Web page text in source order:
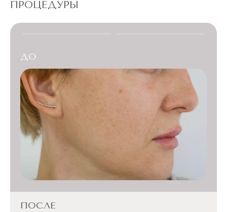
ПРОЦЕДУРЫ
ДО
ПОСЛЕ
ДО
ПОСЛЕ